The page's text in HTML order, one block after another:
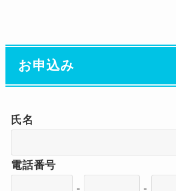
お申込み
氏名
電話番号
-
-